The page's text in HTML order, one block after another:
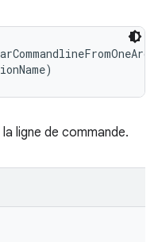
ligne de commande.